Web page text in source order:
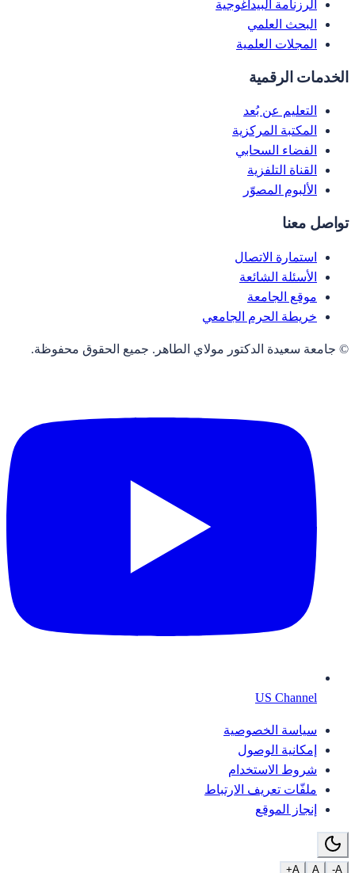
الرزنامة البيداغوجية
البحث العلمي
المجلات العلمية
الخدمات الرقمية
التعليم عن بُعد
المكتبة المركزية
الفضاء السحابي
القناة التلفزية
الألبوم المصوّر
تواصل معنا
استمارة الاتصال
الأسئلة الشائعة
موقع الجامعة
خريطة الحرم الجامعي
© جامعة سعيدة الدكتور مولاي الطاهر. جميع الحقوق محفوظة.
US Channel
سياسة الخصوصية
إمكانية الوصول
شروط الاستخدام
ملفّات تعريف الارتباط
إنجاز الموقع
A-
A
A+